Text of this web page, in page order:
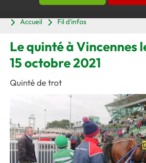
Accueil
Fil d'infos
Le quinté à Vincennes
15 octobre 2021
Quinté de trot